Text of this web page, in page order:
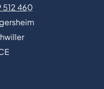
512 460